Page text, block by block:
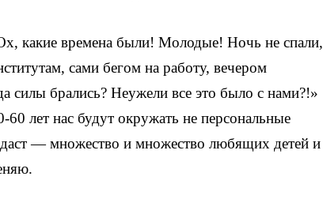
какие времена были! Молодые! Ночь не спали,
сами бегом на работу, вечером
брались? Неужели все это было с нами?!»
лет нас будут окружать не персональные
— множество и множество любящих детей и